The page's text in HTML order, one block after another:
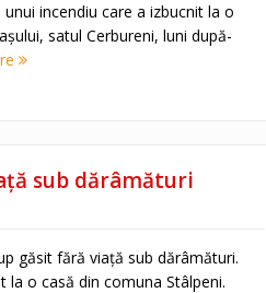
incendiu care a izbucnit la o
satul Cerbureni, luni după-
sub dărâmături
găsit fără viață sub dărâmături.
la o casă din comuna Stâlpeni.